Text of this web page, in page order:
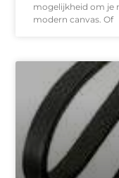
mogelijkheid om je
modern canvas. Of